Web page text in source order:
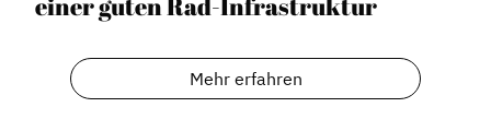
Mehr erfahren